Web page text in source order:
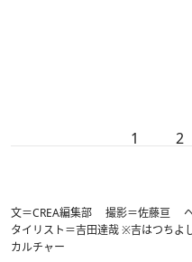
1 2
文＝CREA編集部 撮影＝佐藤亘
タイリスト＝吉田達哉 ※吉はつちよ
カルチャー